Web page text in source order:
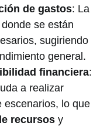
de gastos: La
se están
sugiriendo
general.
financiera:
a realizar
escenarios, lo que
recursos y